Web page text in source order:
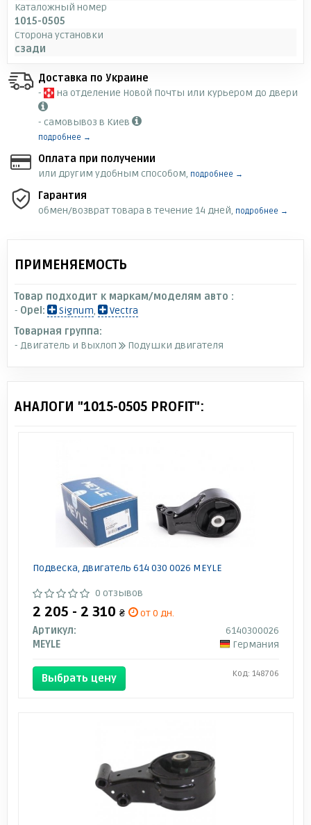
Каталожный номер
1015-0505
Сторона установки
сзади
Доставка по Украине
-
на отделение Новой Почты или курьером до двери
- самовывоз в Киев
подробнее →
Оплата при получении
или другим удобным способом, подробнее →
Гарантия
обмен/возврат товара в течение 14 дней, подробнее →
ПРИМЕНЯЕМОСТЬ
Товар подходит к маркам/моделям авто :
- Opel: Signum,
Vectra
Товарная группа:
- Двигатель и Выхлоп
Подушки двигателя
АНАЛОГИ "1015-0505 PROFIT":
Подвеска, двигатель 614 030 0026 MEYLE
0 отзывов
2 205 - 2 310 ₴
от 0 дн.
Артикул:
6140300026
MEYLE
Германия
Выбрать цену Код: 148706